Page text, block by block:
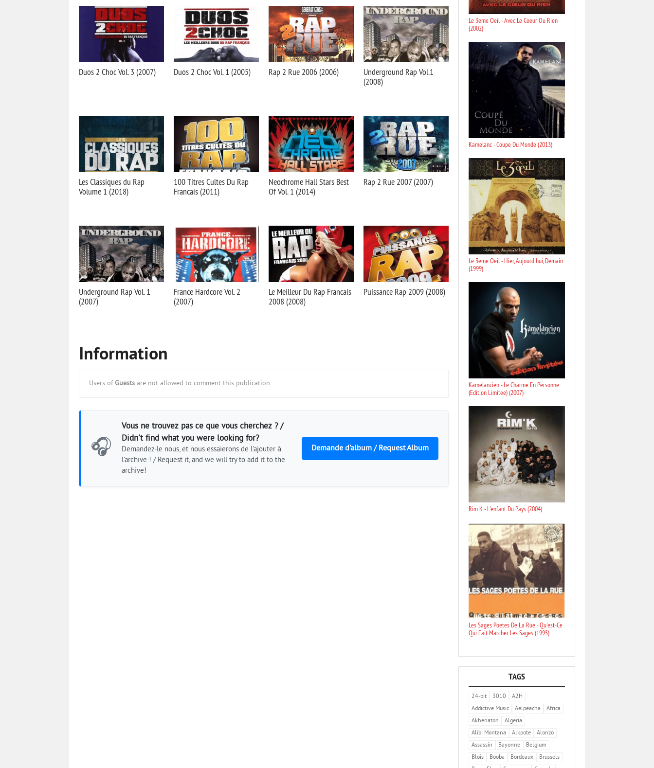
Duos 2 Choc Vol. 3 (2007) Duos 2 Choc Vol. 1 (2005) Rap 2 Rue 2006 (2006)
Underground Rap Vol.1
(2008)
Les Classiques du Rap
Volume 1 (2018)
100 Titres Cultes Du Rap
Francais (2011)
Neochrome Hall Stars Best
Of Vol. 1 (2014)
Rap 2 Rue 2007 (2007)
Underground Rap Vol. 1
(2007)
France Hardcore Vol. 2
(2007)
Le Meilleur Du Rap Francais
2008 (2008)
Puissance Rap 2009 (2008)
Information
Users of Guests are not allowed to comment this publication.
🎧
Vous ne trouvez pas ce que vous cherchez ? /
Didn't find what you were looking for?
Demandez-le nous, et nous essaierons de l'ajouter à
l'archive ! / Request it, and we will try to add it to the
archive!
Demande d'album / Request Album
Le 3eme Oeil - Avec Le Coeur Ou Rien
(2002)
Kamelanc - Coupe Du Monde (2013)
Le 3eme Oeil - Hier, Aujourd'hui, Demain
(1999)
Kamelancien - Le Charme En Personne
(Edition Limitee) (2007)
Rim K - L'enfant Du Pays (2004)
Les Sages Poetes De La Rue - Qu'est-Ce
Qui Fait Marcher Les Sages (1995)
TAGS
24-bit 3010
A2H
Addictive Music
Aelpeacha
Africa
Akhenaton
Algeria
Alibi Montana
Alkpote
Alonzo
Assassin
Bayonne
Belgium
Blois
Booba Bordeaux
Brussels